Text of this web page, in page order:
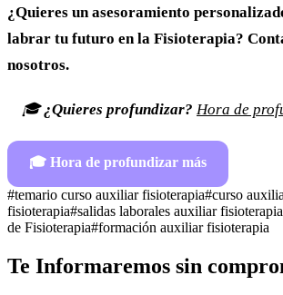
¿Quieres un asesoramiento
labrar tu futuro en la Fisioterapia?
nosotros.
🎓¿Quieres profundizar? Hora de
🎓 Hora de profundizar más
#temario curso auxiliar fisioterapia#curso
fisioterapia#salidas laborales auxiliar fisioterapia
de Fisioterapia#formación auxiliar fisioterapia
Te Informaremos sin